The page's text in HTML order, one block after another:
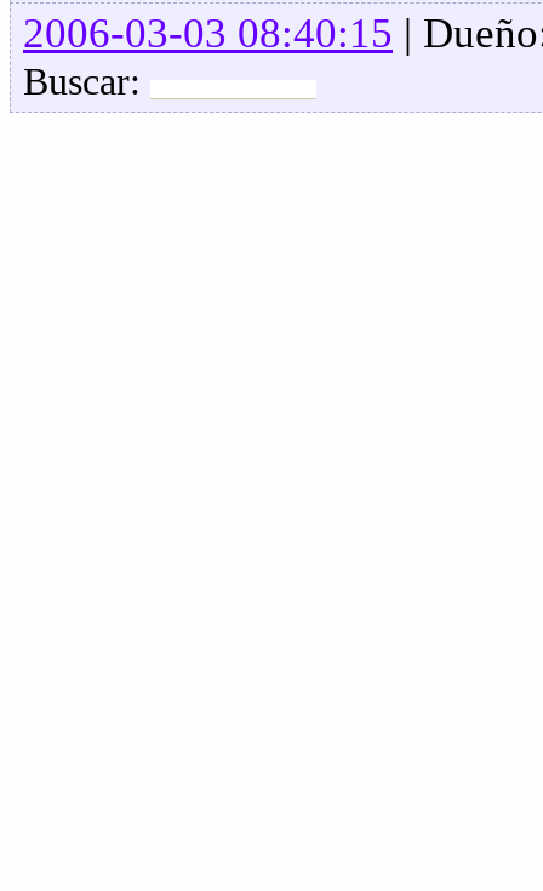
2006-03-03 08:40:15 |
Buscar: